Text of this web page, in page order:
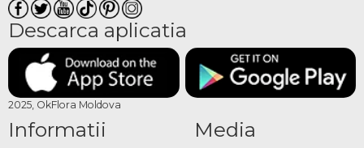
Descarca aplicatia
2025, OkFlora Moldova
Informatii Media